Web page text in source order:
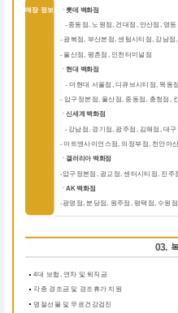
매장 정보 ㆍ롯데 백화점
-중동점, 노원점, 건대점, 안산점, 영
-광복점, 부산본점, 센텀시티점, 강남
-울산점, 평촌점, 인천터미널점
ㆍ현대 백화점
더현대 서울점, 디큐브시티점, 목동
- 압구정본점, 울산점, 중동점, 충청점,
ㆍ신세계 백화점
강남점, 경기점, 광주점, 김해점, 대
-아트앤사이언스점, 의정부점, 천안아
ㆍ갤러리아 백화점
-압구정본점, 광교점, 센터시티점, 진주
ㆍAK 백화점
-광명점, 분당점, 원주점, 평택점, 수원점
03.
4대 보험, 연차 및 퇴직금
각종 경조금 및 경조휴가 지원
명절선물 및 무료건강검진